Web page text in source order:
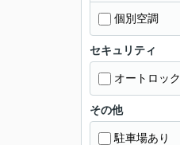
個別空調
セキュリティ
オートロック
その他
駐車場あり